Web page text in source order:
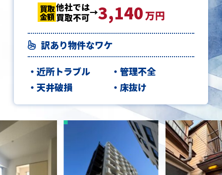
買取
金額 3,140
買取
金額
他社では
買取不可
3,140万円
訳あり物件なワケ
近所トラブル
管理不全
天井破損
床抜け
買取
金額 3,140